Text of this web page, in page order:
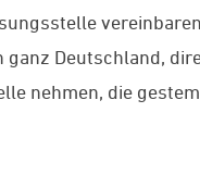
ganz Deutschland,
nehmen, die